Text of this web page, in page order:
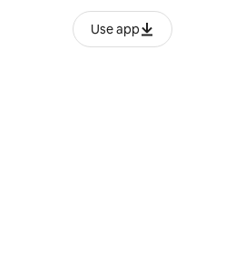
Use app